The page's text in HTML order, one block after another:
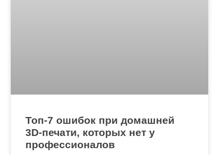
Топ-7 ошибок при домашней
3D-печати, которых нет у
профессионалов